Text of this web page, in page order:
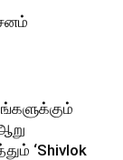
‘Shivlok